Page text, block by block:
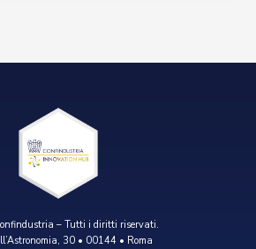
– Tutti i diritti riservati.
30 • 00144 • Roma